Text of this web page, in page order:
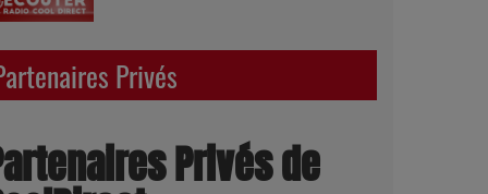
Privés
Privés de